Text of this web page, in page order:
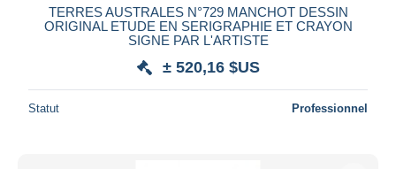
Bancontact
iDeal
Maestro
TERRES AUSTRALES N°729 MANCHOT DESSIN
ORIGINAL ETUDE EN SERIGRAPHIE ET CRAYON
SIGNE PAR L'ARTISTE
± 520,16 $US
Statut Professionnel